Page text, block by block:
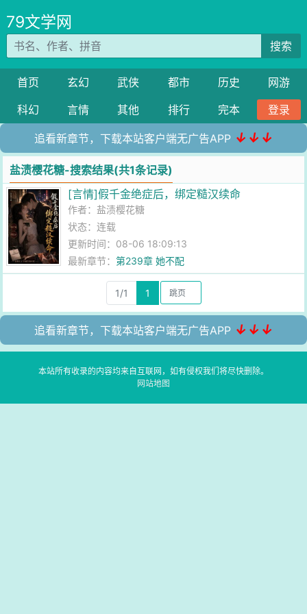
79文学网
搜索
首页 玄幻 武侠 都市 历史
网游
科幻
言情 其他 排行 完本 登录
追看新章节，下载本站客户端无广告APP ↓↓↓
盐渍樱花糖-搜索结果(共1条记录)
[言情]假千金绝症后，绑定糙汉续命
作者： 盐渍樱花糖
状态：连载
更新时间：08-06 18:09:13
最新章节：第239章 她不配
1/1 1
追看新章节，下载本站客户端无广告APP ↓↓↓
本站所有收录的内容均来自互联网，如有侵权我们将尽快删除。
网站地图